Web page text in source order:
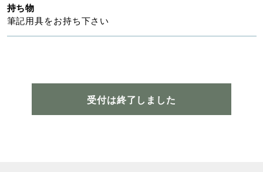
持ち物
筆記用具をお持ち下さい
受付は終了しました